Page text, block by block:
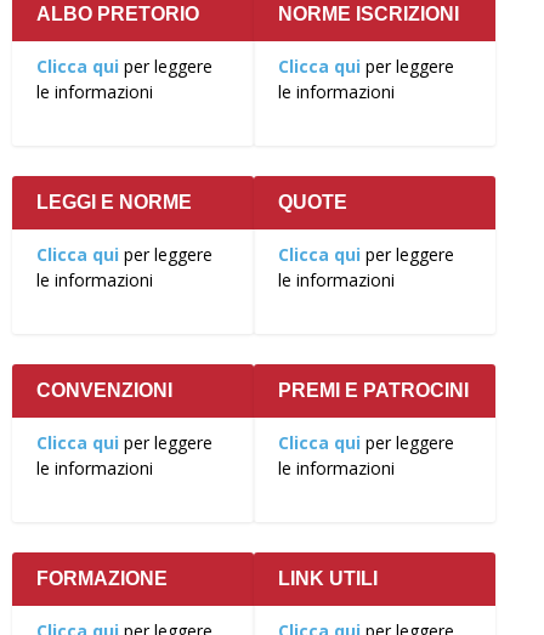
ALBO PRETORIO
Clicca qui per leggere
le informazioni
NORME ISCRIZIONI
Clicca qui per leggere
le informazioni
LEGGI E NORME
Clicca qui per leggere
le informazioni
QUOTE
Clicca qui per leggere
le informazioni
CONVENZIONI
Clicca qui per leggere
le informazioni
PREMI E PATROCINI
Clicca qui per leggere
le informazioni
FORMAZIONE
Clicca qui per leggere
LINK UTILI
Clicca qui per leggere